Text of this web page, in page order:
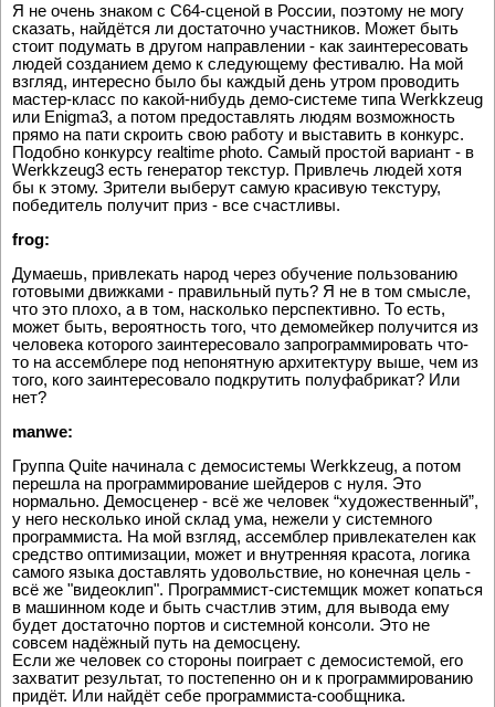
Я не очень знаком с C64-сценой в России, поэтому не могу
сказать, найдётся ли достаточно участников. Может быть
стоит подумать в другом направлении - как заинтересовать
людей созданием демо к следующему фестивалю. На мой
взгляд, интересно было бы каждый день утром проводить
мастер-класс по какой-нибудь демо-системе типа Werkkzeug
или Enigma3, а потом предоставлять людям возможность
прямо на пати скроить свою работу и выставить в конкурс.
Подобно конкурсу realtime photo. Самый простой вариант - в
Werkkzeug3 есть генератор текстур. Привлечь людей хотя
бы к этому. Зрители выберут самую красивую текстуру,
победитель получит приз - все счастливы.
frog:
Думаешь, привлекать народ через обучение пользованию
готовыми движками - правильный путь? Я не в том смысле,
что это плохо, а в том, насколько перспективно. То есть,
может быть, вероятность того, что демомейкер получится из
человека которого заинтересовало запрограммировать что-
то на ассемблере под непонятную архитектуру выше, чем из
того, кого заинтересовало подкрутить полуфабрикат? Или
нет?
manwe:
Группа Quite начинала с демосистемы Werkkzeug, а потом
перешла на программирование шейдеров с нуля. Это
нормально. Демосценер - всё же человек “художественный”,
у него несколько иной склад ума, нежели у системного
программиста. На мой взгляд, ассемблер привлекателен как
средство оптимизации, может и внутренняя красота, логика
самого языка доставлять удовольствие, но конечная цель -
всё же "видеоклип". Программист-системщик может копаться
в машинном коде и быть счастлив этим, для вывода ему
будет достаточно портов и системной консоли. Это не
совсем надёжный путь на демосцену.
Если же человек со стороны поиграет с демосистемой, его
захватит результат, то постепенно он и к программированию
придёт. Или найдёт себе программиста-сообщника.